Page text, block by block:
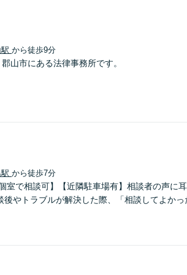
から徒歩9分
山市にある法律事務所です。
から徒歩7分
室で相談可】【近隣駐車場有】相談者の声に
後やトラブルが解決した際、「相談してよか